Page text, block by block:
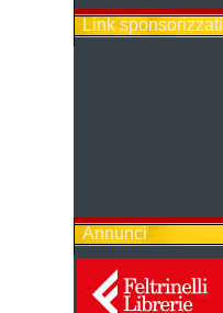
Link sponsorizzati
Annunci